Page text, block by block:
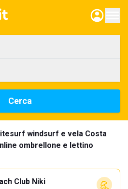
Cerca
windsurf e vela Costa
ombrellone e lettino
Club Niki